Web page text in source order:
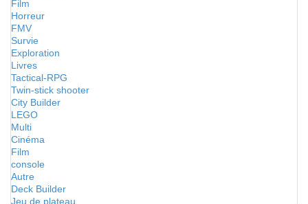
Film
Horreur
FMV
Survie
Exploration
Livres
Tactical-RPG
Twin-stick shooter
City Builder
LEGO
Multi
Cinéma
Film
console
Autre
Deck Builder
Jeu de plateau